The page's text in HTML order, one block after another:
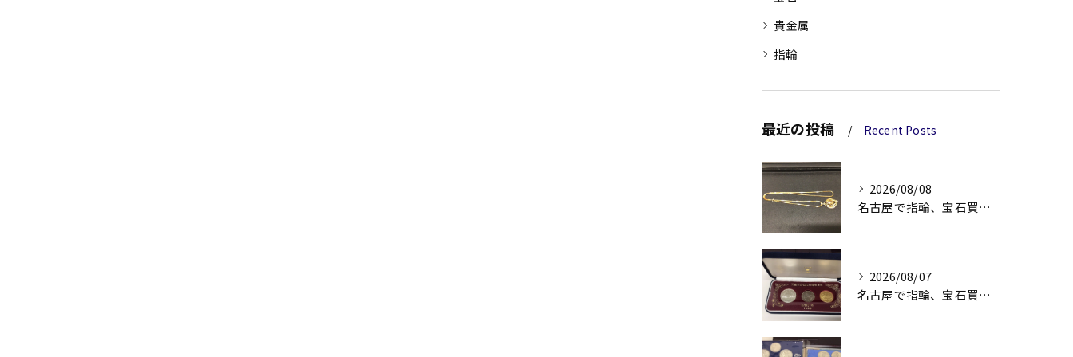
貴金属
指輪
最近の投稿 Recent Posts
2026/08/08
名古屋で指輪、宝石買取なら当店で！！。
2026/08/07
名古屋で指輪、宝石買取なら当店で！！。